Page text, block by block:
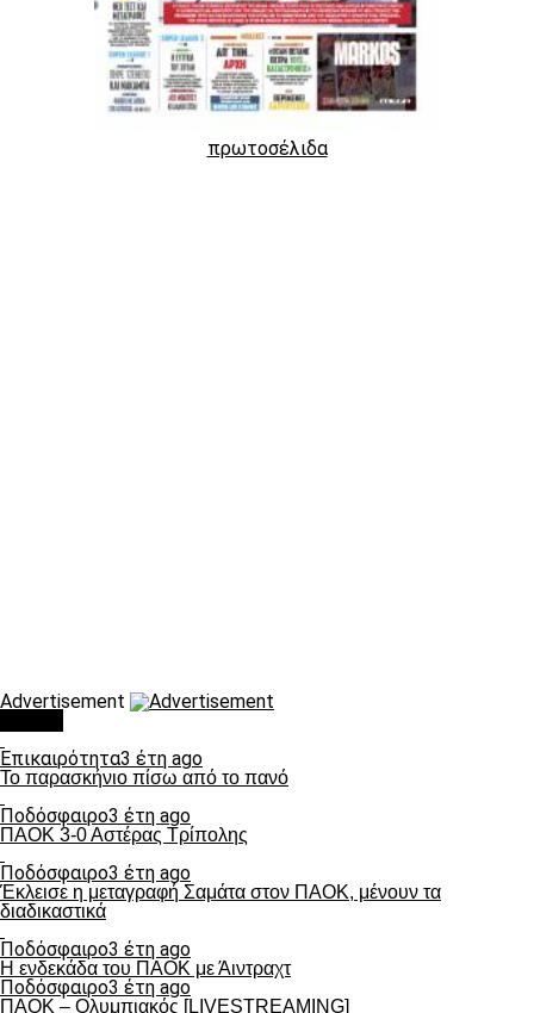
πρωτοσέλιδα
Advertisement
Επικαιρότητα3 έτη ago
Το παρασκήνιο πίσω από το πανό
Ποδόσφαιρο3 έτη ago
ΠΑΟΚ 3-0 Αστέρας Τρίπολης
Ποδόσφαιρο3 έτη ago
Έκλεισε η μεταγραφή Σαμάτα στον ΠΑΟΚ, μένουν τα
διαδικαστικά
Ποδόσφαιρο3 έτη ago
Η ενδεκάδα του ΠΑΟΚ με Άιντραχτ
Ποδόσφαιρο3 έτη ago
ΠΑΟΚ – Ολυμπιακός [LIVESTREAMING]